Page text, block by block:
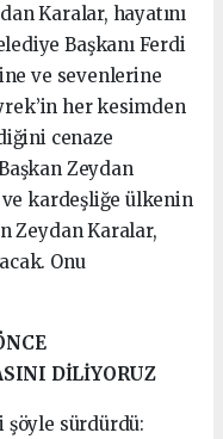
Karalar, hayatını
Başkanı Ferdi
ve sevenlerine
her kesimden
cenaze
Zeydan
kardeşliğe ülkenin
Zeydan Karalar,
Onu
DİLİYORUZ
şöyle sürdürdü: